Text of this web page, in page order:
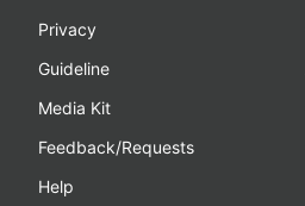
Privacy
Guideline
Media Kit
Feedback/Requests
Help